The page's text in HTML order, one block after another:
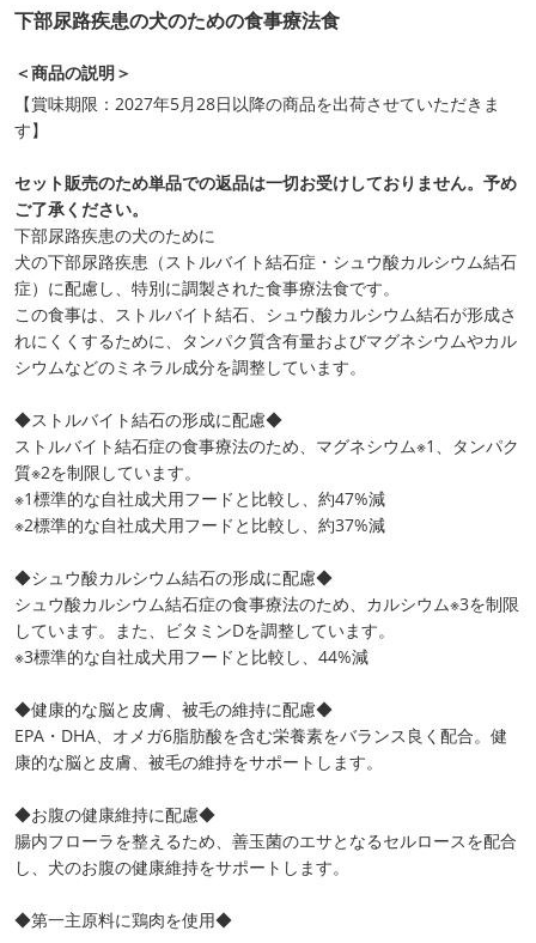
下部尿路疾患の犬のための食事療法食
＜商品の説明＞
【賞味期限：2027年5月28日以降の商品を出荷させていただきま
す】
セット販売のため単品での返品は一切お受けしておりません。予め
ご了承ください。
下部尿路疾患の犬のために
犬の下部尿路疾患（ストルバイト結石症・シュウ酸カルシウム結石
症）に配慮し、特別に調製された食事療法食です。
この食事は、ストルバイト結石、シュウ酸カルシウム結石が形成さ
れにくくするために、タンパク質含有量およびマグネシウムやカル
シウムなどのミネラル成分を調整しています。
◆ストルバイト結石の形成に配慮◆
ストルバイト結石症の食事療法のため、マグネシウム※1、タンパク
質※2を制限しています。
※1標準的な自社成犬用フードと比較し、約47%減
※2標準的な自社成犬用フードと比較し、約37%減
◆シュウ酸カルシウム結石の形成に配慮◆
シュウ酸カルシウム結石症の食事療法のため、カルシウム※3を制限
しています。また、ビタミンDを調整しています。
※3標準的な自社成犬用フードと比較し、44%減
◆健康的な脳と皮膚、被毛の維持に配慮◆
EPA・DHA、オメガ6脂肪酸を含む栄養素をバランス良く配合。健
康的な脳と皮膚、被毛の維持をサポートします。
◆お腹の健康維持に配慮◆
腸内フローラを整えるため、善玉菌のエサとなるセルロースを配合
し、犬のお腹の健康維持をサポートします。
◆第一主原料に鶏肉を使用◆